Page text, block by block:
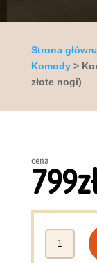
Strona
Komody>
złote nogi)
cena
799